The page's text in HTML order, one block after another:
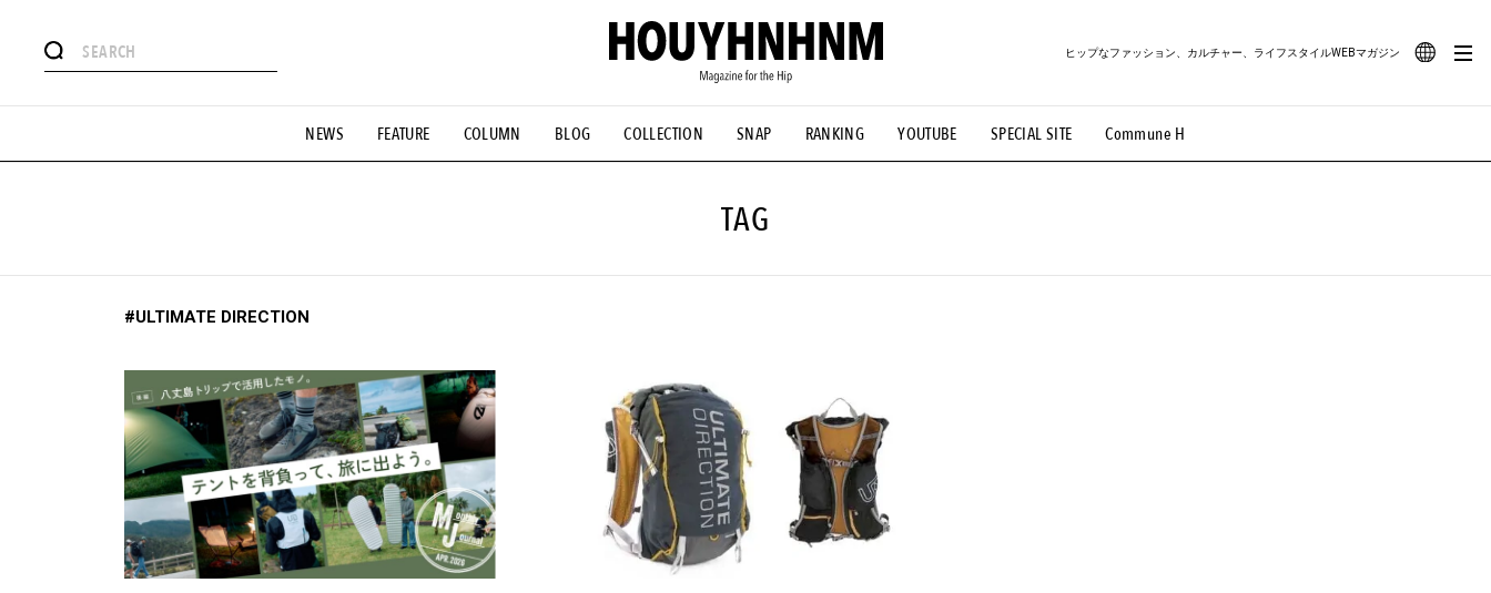
NEWS FEATURE COLUMN BLOG COLLECTION SNAP RANKING YOUTUBE SPECIAL SITE Commune H
ヒップなファッション、カルチャー、ライフスタイルWEBマガジン
#憧れの逸品 #ESSENTIAL DESIGNS #古着サミット #NEW VINTAGE #マイナーグッド図鑑 #路地裏てぃーん。 #MONTHLY JOURNAL
#GH 銘品の所以 #フイナムのYouTube #Commune H #FOCUS IT #AH.H #ととけん #FASHION #MUSIC #MOVIE #LIFESTYLE #SNEAKER #OUTDOOR
TAG
#ULTIMATE DIRECTION